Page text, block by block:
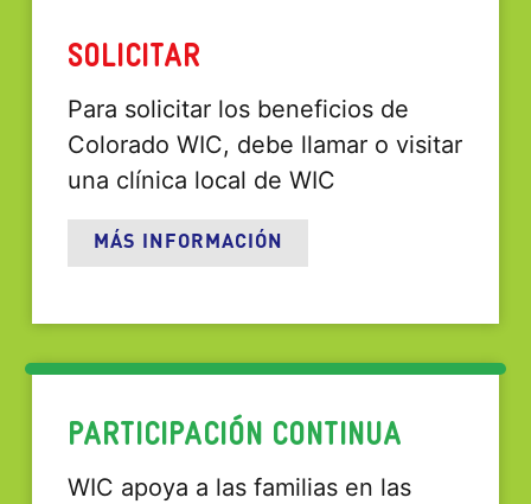
SOLICITAR
Para solicitar los beneficios de
Colorado WIC, debe llamar o visitar
una clínica local de WIC
MÁS INFORMACIÓN
PARTICIPACIÓN CONTINUA
WIC apoya a las familias en las